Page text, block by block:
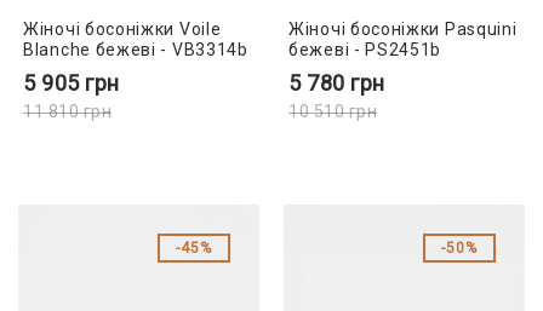
Жіночі босоніжки Voile
Blanche бежеві - VB3314b
5 905 грн
11 810грн
Жіночі босоніжки Pasquini
бежеві - PS2451b
5 780 грн
10 510грн
45% 50%